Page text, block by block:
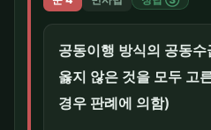
공동이행 방식의 공동
옳지 않은 것을 모두 고
경우 판례에 의함)